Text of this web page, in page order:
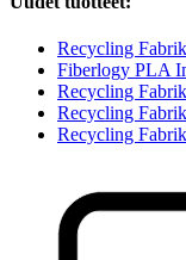
Recycling
Fiberlogy PLA
Recycling
Recycling
Recycling